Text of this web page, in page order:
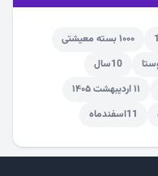
۱۰۰۰ بسته معیشتی
10سال
۱۱ اردیبهشت ۱۴۰۵
11اسفندماه